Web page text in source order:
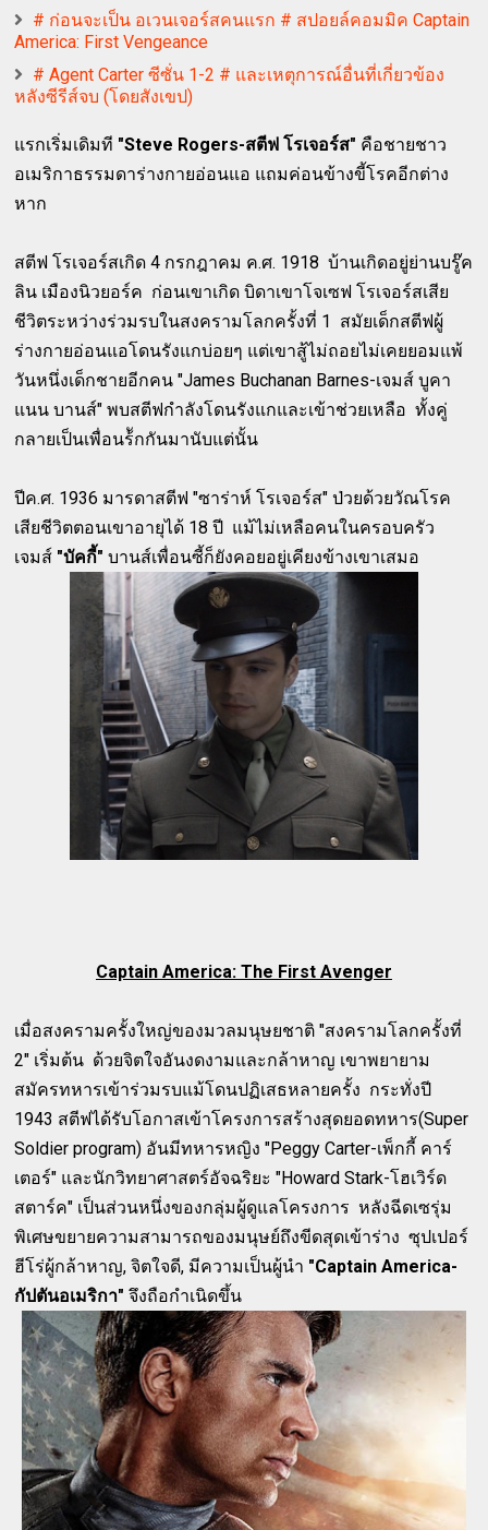
# ก่อนจะเป็น อเวนเจอร์สคนแรก # สปอยล์คอมมิค Captain
America: First Vengeance
# Agent Carter ซีซั่น 1-2 # และเหตุการณ์อื่นที่เกี่ยวข้อง
หลังซีรีส์จบ (โดยสังเขป)
แรกเริ่มเดิมที "Steve Rogers-สตีฟ โรเจอร์ส" คือชายชาว
อเมริกาธรรมดาร่างกายอ่อนแอ แถมค่อนข้างขี้โรคอีกต่าง
หาก
สตีฟ โรเจอร์สเกิด 4 กรกฎาคม ค.ศ. 1918 บ้านเกิดอยู่ย่านบรู๊ค
ลิน เมืองนิวยอร์ค ก่อนเขาเกิด บิดาเขาโจเซฟ โรเจอร์สเสีย
ชีวิตระหว่างร่วมรบในสงครามโลกครั้งที่ 1 สมัยเด็กสตีฟผู้
ร่างกายอ่อนแอโดนรังแกบ่อยๆ แต่เขาสู้ไม่ถอยไม่เคยยอมแพ้
วันหนึ่งเด็กชายอีกคน "James Buchanan Barnes-เจมส์ บูคา
แนน บานส์" พบสตีฟกำลังโดนรังแกและเข้าช่วยเหลือ ทั้งคู่
กลายเป็นเพื่อนร้ักกันมานับแต่นั้น
ปีค.ศ. 1936 มารดาสตีฟ "ซาร่าห์ โรเจอร์ส" ป่วยด้วยวัณโรค
เสียชีวิตตอนเขาอายุได้ 18 ปี แม้ไม่เหลือคนในครอบครัว
เจมส์ "บัคกี้" บานส์เพื่อนซี้ก็ยังคอยอยู่เคียงข้างเขาเสมอ
Captain America: The First Avenger
เมื่อสงครามครั้งใหญ่ของมวลมนุษยชาติ "สงครามโลกครั้งที่
2" เริ่มต้น ด้วยจิตใจอันงดงามและกล้าหาญ เขาพยายาม
สมัครทหารเข้าร่วมรบแม้โดนปฏิเสธหลายครั้ง กระทั่งปี
1943 สตีฟได้รับโอกาสเข้าโครงการสร้างสุดยอดทหาร(Super
Soldier program) อันมีทหารหญิง "Peggy Carter-เพ็กกี้ คาร์
เตอร์" และนักวิทยาศาสตร์อัจฉริยะ "Howard Stark-โฮเวิร์ด
สตาร์ค" เป็นส่วนหนึ่งของกลุ่มผู้ดูแลโครงการ หลังฉีดเซรุ่ม
พิเศษขยายความสามารถของมนุษย์ถึงขีดสุดเข้าร่าง ซุปเปอร์
ฮีโร่ผู้กล้าหาญ, จิตใจดี, มีความเป็นผู้นำ "Captain America-
กัปตันอเมริกา" จึงถือกำเนิดขึ้น